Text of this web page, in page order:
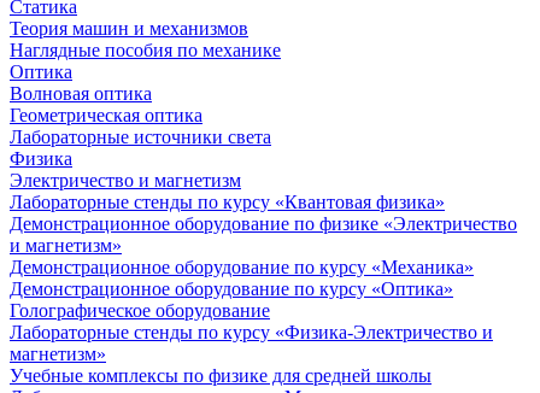
Статика
Теория машин и механизмов
Наглядные пособия по механике
Оптика
Волновая оптика
Геометрическая оптика
Лабораторные источники света
Физика
Электричество и магнетизм
Лабораторные стенды по курсу «Квантовая физика»
Демонстрационное оборудование по физике «Электричество
и магнетизм»
Демонстрационное оборудование по курсу «Механика»
Демонстрационное оборудование по курсу «Оптика»
Голографическое оборудование
Лабораторные стенды по курсу «Физика-Электричество и
магнетизм»
Учебные комплексы по физике для средней школы